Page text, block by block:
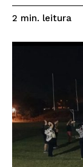
2 min. leitura